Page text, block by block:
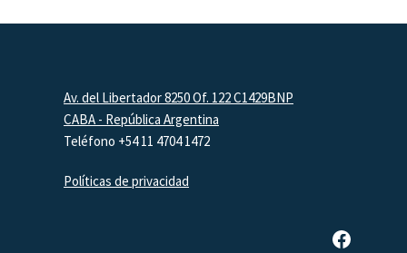
FooterAv. del Libertador 8250 Of. 122 C1429BNP
CABA - República Argentina
Teléfono +54 11 4704 1472
Políticas de privacidad
Página de Facebook de SAR